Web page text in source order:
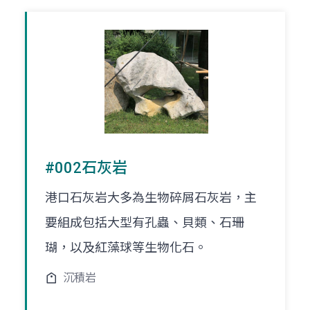
#002石灰岩
港口石灰岩大多為生物碎屑石灰岩，主
要組成包括大型有孔蟲、貝類、石珊
瑚，以及紅藻球等生物化石。
沉積岩